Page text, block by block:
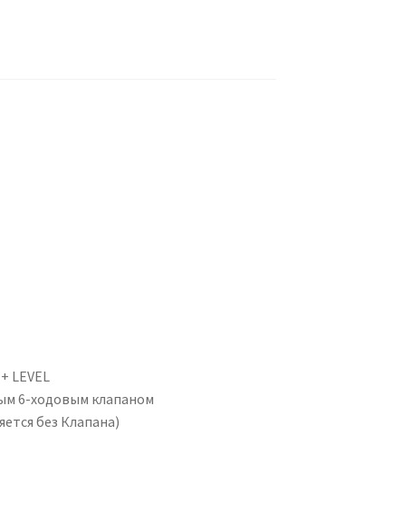
LEVEL
6-ходовым клапаном
без Клапана)